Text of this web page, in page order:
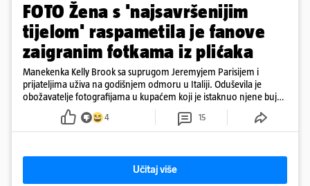
FOTO Žena s 'najsavršenijim
tijelom' raspametila je fanove
zaigranim fotkama iz plićaka
Manekenka Kelly Brook sa suprugom Jeremyjem Parisijem i
prijateljima uživa na godišnjem odmoru u Italiji. Oduševila je
obožavatelje fotografijama u kupaćem koji je istaknuo njene bujne
4 15
Učitaj više